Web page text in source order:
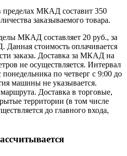
пределах МКАД составит 350
заказываемого товара.
МКАД составляет 20 руб., за
стоимость оплачивается
заказа. Доставка за МКАД на
не осуществляется. Интервал
по четверг с 9:00 до
машины не указывается.
Доставка в торговые,
территории (в том числе
до главного входа,